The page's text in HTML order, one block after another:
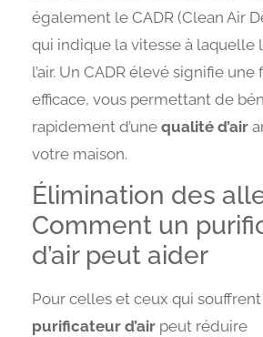
également le CADR (Clean Air
qui indique la vitesse à laquelle
l’air. Un CADR élevé signifie
efficace, vous permettant de
rapidement d’une qualité d’air
votre maison.
Élimination des
Comment un
d’air peut aider
Pour celles et ceux qui souffrent
purificateur d’air peut réduire